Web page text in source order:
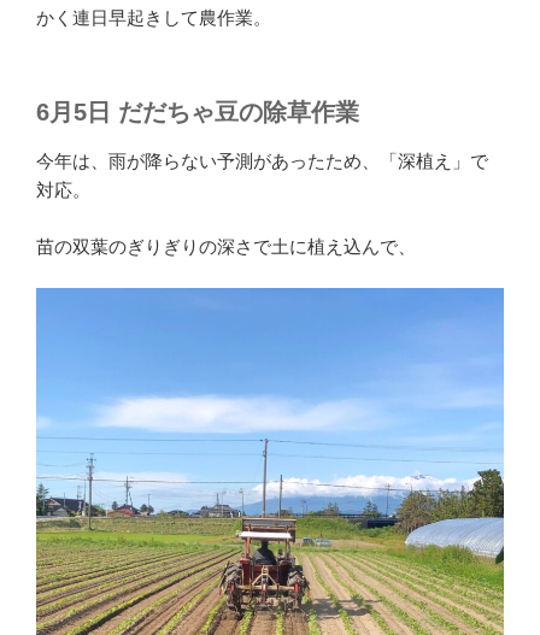
かく連日早起きして農作業。
6月5日 だだちゃ豆の除草作業
今年は、雨が降らない予測があったため、「深植え」で
対応。
苗の双葉のぎりぎりの深さで土に植え込んで、